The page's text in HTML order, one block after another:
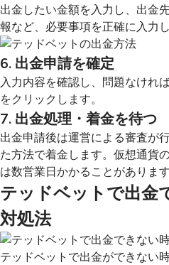
出金したい金額を入力し、出金
報など、必要事項を正確に入力し
6. 出金申請を確定
入力内容を確認し、問題なけれ
をクリックします。
7. 出金処理・着金を待つ
出金申請後は運営による審査が
た方法で着金します。仮想通貨
は数営業日かかることがあります
テッドベットで出金
対処法
テッドベットで出金ができない